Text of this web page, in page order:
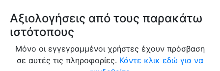
Αξιολογήσεις από τους παρακάτω
ιστότοπους
Μόνο οι εγγεγραμμένοι χρήστες έχουν πρόσβαση
σε αυτές τις πληροφορίες. Κάντε κλικ εδώ για να